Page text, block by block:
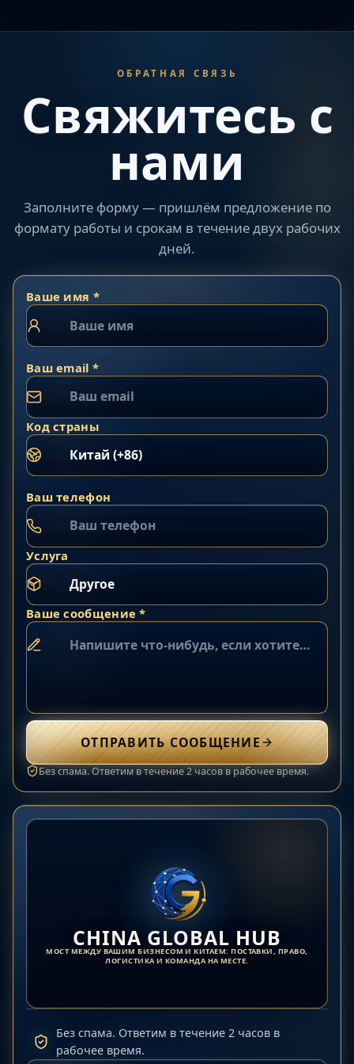
ОБРАТНАЯ СВЯЗЬ
Свяжитесь с
нами
Заполните форму — пришлём предложение по
формату работы и срокам в течение двух рабочих
дней.
Ваше имя *
Ваш email *
Код страны
Ваш телефон
Услуга
Ваше сообщение *
ОТПРАВИТЬ СООБЩЕНИЕ
Без спама. Ответим в течение 2 часов в рабочее время.
CHINA GLOBAL HUB
МОСТ МЕЖДУ ВАШИМ БИЗНЕСОМ И КИТАЕМ: ПОСТАВКИ, ПРАВО,
ЛОГИСТИКА И КОМАНДА НА МЕСТЕ.
Без спама. Ответим в течение 2 часов в
рабочее время.